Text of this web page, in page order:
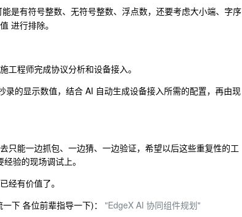
能是有符号整数、无符号整数、浮点数，还要考虑大小端、字序
进行排除。
工程师完成协议分析和设备接入。
的显示数值，结合 AI 自动生成设备接入所需的配置，再由现
只能一边抓包、一边猜、一边验证，希望以后这些重复性的工
验的现场调试上。
经有价值了。
下 各位前辈指导一下)： "EdgeX AI 协同组件规划"